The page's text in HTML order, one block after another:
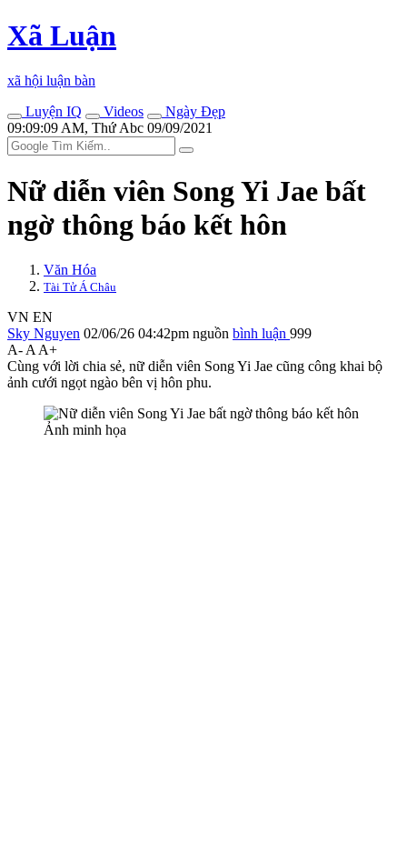
Xã Luận
xã hội luận bàn
Luyện IQ
Videos
Ngày Đẹp
09:09:09 AM, Thứ Abc 09/09/2021
Nữ diễn viên Song Yi Jae bất
ngờ thông báo kết hôn
Văn Hóa
Tài Tử Á Châu
VN EN
Sky Nguyen 02/06/26 04:42pm nguồn bình luận 999
A- A A+
Cùng với lời chia sẻ, nữ diễn viên Song Yi Jae cũng công khai bộ
ảnh cưới ngọt ngào bên vị hôn phu.
Ảnh minh họa